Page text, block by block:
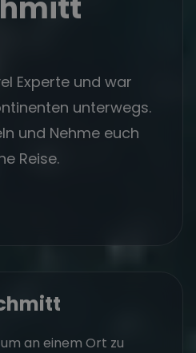
Experte und war
unterwegs.
und Nehme euch
Reise.
an einem Ort zu